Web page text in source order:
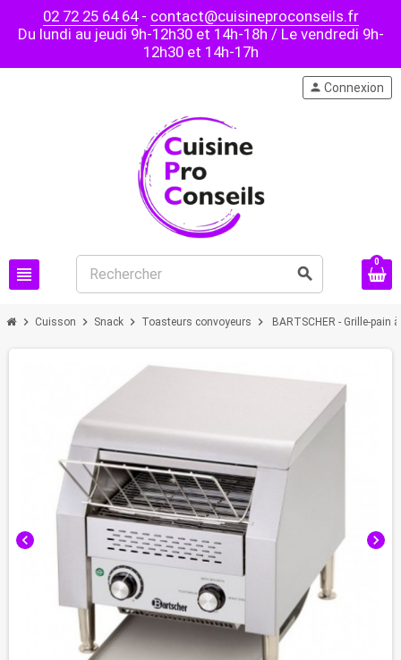
02 72 25 64 64- contact@cuisineproconseils.fr
Du lundi au jeudi 9h-12h30 et 14h-18h / Le vendredi 9h-
12h30 et 14h-17h
view_headline search
person Connexion
0
chevron_right Cuisson chevron_right Snack chevron_right Toasteurs convoyeurs chevron_right BARTSCHER - Grille-pain
chevron_left chevron_right